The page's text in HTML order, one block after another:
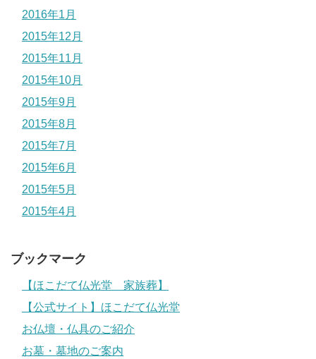
2016年1月
2015年12月
2015年11月
2015年10月
2015年9月
2015年8月
2015年7月
2015年6月
2015年5月
2015年4月
ブックマーク
【ほこだて仏光堂 家族葬】
【公式サイト】ほこだて仏光堂
お仏壇・仏具のご紹介
お墓・墓地のご案内